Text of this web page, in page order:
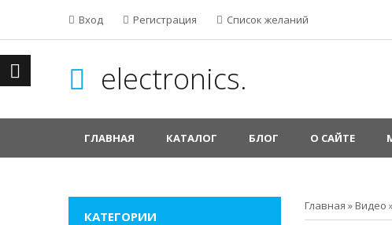
Вход Регистрация Список желаний
electronics.
ГЛАВНАЯ КАТАЛОГ БЛОГ О САЙТЕ
Главная » Видео
КАТЕГОРИИ